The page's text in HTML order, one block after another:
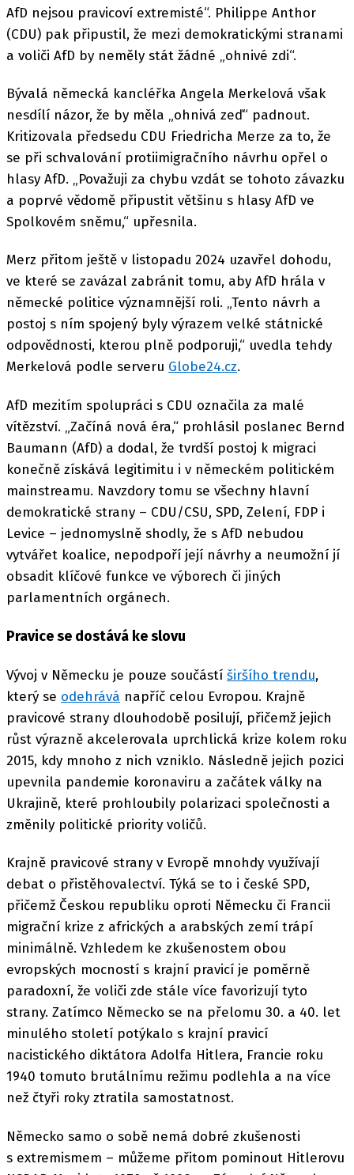
AfD nejsou pravicoví extremisté“. Philippe Anthor
(CDU) pak připustil, že mezi demokratickými stranami
a voliči AfD by neměly stát žádné „ohnivé zdi“.
Bývalá německá kancléřka Angela Merkelová však
nesdílí názor, že by měla „ohnivá zeď“ padnout.
Kritizovala předsedu CDU Friedricha Merze za to, že
se při schvalování protiimigračního návrhu opřel o
hlasy AfD. „Považuji za chybu vzdát se tohoto závazku
a poprvé vědomě připustit většinu s hlasy AfD ve
Spolkovém sněmu,“ upřesnila.
Merz přitom ještě v listopadu 2024 uzavřel dohodu,
ve které se zavázal zabránit tomu, aby AfD hrála v
německé politice významnější roli. „Tento návrh a
postoj s ním spojený byly výrazem velké státnické
odpovědnosti, kterou plně podporuji,“ uvedla tehdy
Merkelová podle serveru Globe24.cz.
AfD mezitím spolupráci s CDU označila za malé
vítězství. „Začíná nová éra,“ prohlásil poslanec Bernd
Baumann (AfD) a dodal, že tvrdší postoj k migraci
konečně získává legitimitu i v německém politickém
mainstreamu. Navzdory tomu se všechny hlavní
demokratické strany – CDU/CSU, SPD, Zelení, FDP i
Levice – jednomyslně shodly, že s AfD nebudou
vytvářet koalice, nepodpoří její návrhy a neumožní jí
obsadit klíčové funkce ve výborech či jiných
parlamentních orgánech.
Pravice se dostává ke slovu
Vývoj v Německu je pouze součástí širšího trendu,
který se odehrává napříč celou Evropou. Krajně
pravicové strany dlouhodobě posilují, přičemž jejich
růst výrazně akcelerovala uprchlická krize kolem roku
2015, kdy mnoho z nich vzniklo. Následně jejich pozici
upevnila pandemie koronaviru a začátek války na
Ukrajině, které prohloubily polarizaci společnosti a
změnily politické priority voličů.
Krajně pravicové strany v Evropě mnohdy využívají
debat o přistěhovalectví. Týká se to i české SPD,
přičemž Českou republiku oproti Německu či Francii
migrační krize z afrických a arabských zemí trápí
minimálně. Vzhledem ke zkušenostem obou
evropských mocností s krajní pravicí je poměrně
paradoxní, že voliči zde stále více favorizují tyto
strany. Zatímco Německo se na přelomu 30. a 40. let
minulého století potýkalo s krajní pravicí
nacistického diktátora Adolfa Hitlera, Francie roku
1940 tomuto brutálnímu režimu podlehla a na více
než čtyři roky ztratila samostatnost.
Německo samo o sobě nemá dobré zkušenosti
s extremismem – můžeme přitom pominout Hitlerovu